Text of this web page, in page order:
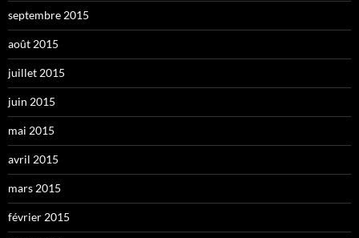
septembre 2015
août 2015
juillet 2015
juin 2015
mai 2015
avril 2015
mars 2015
février 2015